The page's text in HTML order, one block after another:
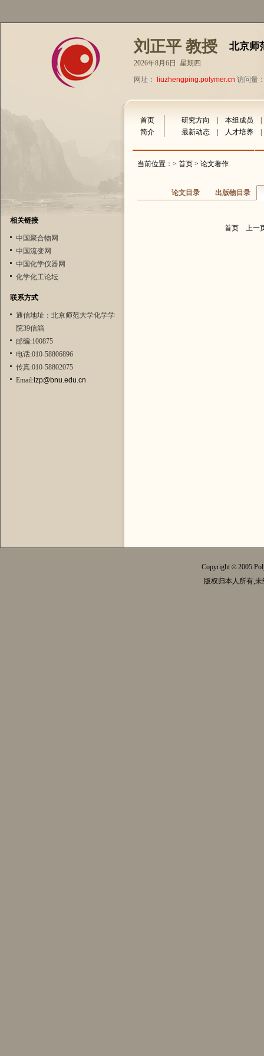
刘正平 教授 北京师
2026年8月6日 星期四
网址：
liuzhengping.polymer.cn 访问量
相关链接
中国聚合物网
中国流变网
中国化学仪器网
化学化工论坛
联系方式
通信地址：北京师范大学化学学
院39信箱
邮编:100875
电话:010-58806896
传真:010-58802075
Email:lzp@bnu.edu.cn
首页 研究方向 本组成员
简介
最新动态 人才培养
当前位置：> 首页 > 论文著作
论文目录 出版物目录
首页 上一
Copyright© 2005
版权归本人所有,